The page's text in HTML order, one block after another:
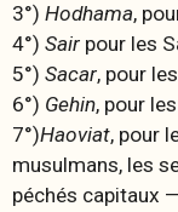
3°) Hodhama,
4°) Sair pour les
5°) Sacar, pour
6°) Gehin, pour
7°)Haoviat, pour
musulmans, les
péchés capitaux